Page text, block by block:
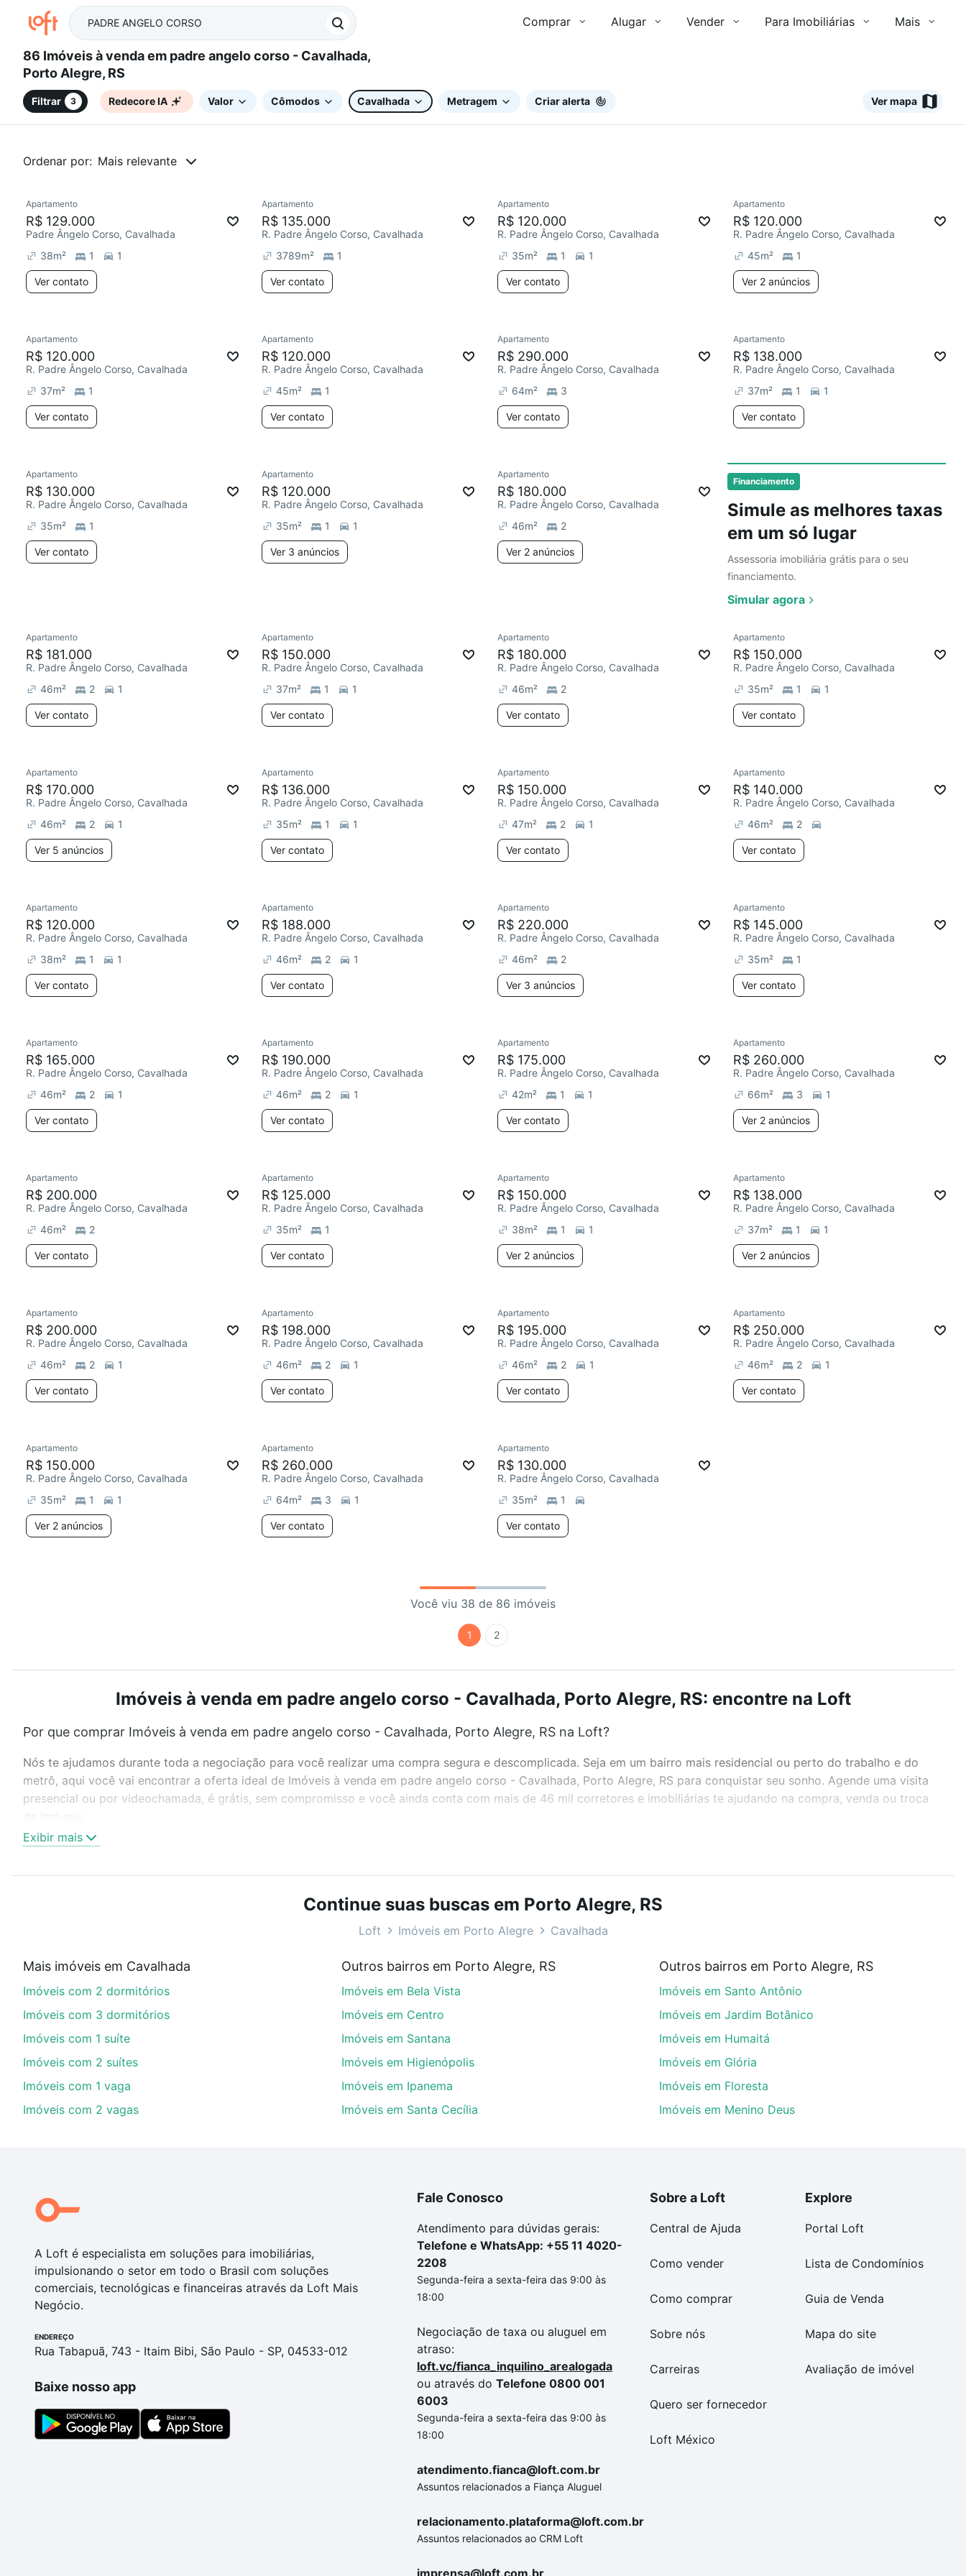
Comprar Alugar Vender Para Imobiliárias Mais
86 Imóveis à venda em padre angelo corso - Cavalhada,
Porto Alegre, RS
Filtrar 3 Redecore IA Valor Cômodos Cavalhada Metragem Criar alerta Ver mapa
Ordenar por: Mais relevante
Financiamento
Simule as melhores taxas
em um só lugar
Assessoria imobiliária grátis para o seu
financiamento.
Simular agora
Chegou este mês
Apartamento
R$ 129.000
Padre Ângelo Corso, Cavalhada
38m² 1 1
Ver contato
Redecorar
Apartamento
R$ 135.000
R. Padre Ângelo Corso, Cavalhada
3789m² 1
Ver contato
Apartamento
R$ 120.000
R. Padre Ângelo Corso, Cavalhada
35m² 1 1
Ver contato
Redecorar
Apartamento
R$ 120.000
R. Padre Ângelo Corso, Cavalhada
45m² 1
Ver 2 anúncios
Apartamento
R$ 120.000
R. Padre Ângelo Corso, Cavalhada
37m² 1
Ver contato
Apartamento
R$ 120.000
R. Padre Ângelo Corso, Cavalhada
45m² 1
Ver contato
Redecorar
Apartamento
R$ 290.000
R. Padre Ângelo Corso, Cavalhada
64m² 3
Ver contato
Apartamento
R$ 138.000
R. Padre Ângelo Corso, Cavalhada
37m² 1 1
Ver contato
Ver
Apartamento
R$ 130.000
R. Padre Ângelo Corso, Cavalhada
35m² 1
Ver contato
Chegou este mês
Apartamento
R$ 120.000
R. Padre Ângelo Corso, Cavalhada
35m² 1 1
Ver 3 anúncios
Chegou este mês
Apartamento
R$ 180.000
R. Padre Ângelo Corso, Cavalhada
46m² 2
Ver 2 anúncios
Redecorar
Apartamento
R$ 181.000
R. Padre Ângelo Corso, Cavalhada
46m² 2 1
Ver contato
Apartamento
R$ 150.000
R. Padre Ângelo Corso, Cavalhada
37m² 1 1
Ver contato
Apartamento
R$ 180.000
R. Padre Ângelo Corso, Cavalhada
46m² 2
Ver contato
Apartamento
R$ 150.000
R. Padre Ângelo Corso, Cavalhada
35m² 1 1
Ver contato
Apartamento
R$ 170.000
R. Padre Ângelo Corso, Cavalhada
46m² 2 1
Ver 5 anúncios
Apartamento
R$ 136.000
R. Padre Ângelo Corso, Cavalhada
35m² 1 1
Ver contato
Apartamento
R$ 150.000
R. Padre Ângelo Corso, Cavalhada
47m² 2 1
Ver contato
Apartamento
R$ 140.000
R. Padre Ângelo Corso, Cavalhada
46m² 2
Ver contato
Apartamento
R$ 120.000
R. Padre Ângelo Corso, Cavalhada
38m² 1 1
Ver contato
Apartamento
R$ 188.000
R. Padre Ângelo Corso, Cavalhada
46m² 2 1
Ver contato
Apartamento
R$ 220.000
R. Padre Ângelo Corso, Cavalhada
46m² 2
Ver 3 anúncios
Apartamento
R$ 145.000
R. Padre Ângelo Corso, Cavalhada
35m² 1
Ver contato
Apartamento
R$ 165.000
R. Padre Ângelo Corso, Cavalhada
46m² 2 1
Ver contato
Apartamento
R$ 190.000
R. Padre Ângelo Corso, Cavalhada
46m² 2 1
Ver contato
Apartamento
R$ 175.000
R. Padre Ângelo Corso, Cavalhada
42m² 1 1
Ver contato
Apartamento
R$ 260.000
R. Padre Ângelo Corso, Cavalhada
66m² 3 1
Ver 2 anúncios
Apartamento
R$ 200.000
R. Padre Ângelo Corso, Cavalhada
46m² 2
Ver contato
Apartamento
R$ 125.000
R. Padre Ângelo Corso, Cavalhada
35m² 1
Ver contato
Apartamento
R$ 150.000
R. Padre Ângelo Corso, Cavalhada
38m² 1 1
Ver 2 anúncios
Apartamento
R$ 138.000
R. Padre Ângelo Corso, Cavalhada
37m² 1 1
Ver 2 anúncios
Apartamento
R$ 200.000
R. Padre Ângelo Corso, Cavalhada
46m² 2 1
Ver contato
Apartamento
R$ 198.000
R. Padre Ângelo Corso, Cavalhada
46m² 2 1
Ver contato
Apartamento
R$ 195.000
R. Padre Ângelo Corso, Cavalhada
46m² 2 1
Ver contato
Apartamento
R$ 250.000
R. Padre Ângelo Corso, Cavalhada
46m² 2 1
Ver contato
Apartamento
R$ 150.000
R. Padre Ângelo Corso, Cavalhada
35m² 1 1
Ver 2 anúncios
Apartamento
R$ 260.000
R. Padre Ângelo Corso, Cavalhada
64m² 3 1
Ver contato
Apartamento
R$ 130.000
R. Padre Ângelo Corso, Cavalhada
35m² 1
Ver contato
Você viu 38 de 86 imóveis
1 2
Imóveis à venda em padre angelo corso - Cavalhada, Porto Alegre, RS: encontre na Loft
Por que comprar Imóveis à venda em padre angelo corso - Cavalhada, Porto Alegre, RS na Loft?
Nós te ajudamos durante toda a negociação para você realizar uma compra segura e descomplicada. Seja em um bairro mais residencial ou perto do trabalho e do
metrô, aqui você vai encontrar a oferta ideal de Imóveis à venda em padre angelo corso - Cavalhada, Porto Alegre, RS para conquistar seu sonho. Agende uma visita
presencial ou por videochamada, é grátis, sem compromisso e você ainda conta com mais de 46 mil corretores e imobiliárias te ajudando na compra, venda ou troca
Como escolher um imóvel?
Use barra de busca no topo para pesquisar por ruas, bairros e até condomínios favoritos. Você também pode usar os filtros como quantidade de quartos, suítes, com
ou sem vaga de garagem para combinar perfeitamente com o preço, metragem e comodidades, como piscina, academia, salão de festas ou área verde e encontrar
Imóveis à venda em padre angelo corso - Cavalhada, Porto Alegre, RS ideal para você na Loft.
Aqui na Loft temos a oferta ideal para você, com Imóveis à venda em padre angelo corso - Cavalhada, Porto Alegre, RS que custam a partir de R$ 0 e com nossas
opções de financiamento imobiliário as parcelas podem se adequar ao seu orçamento. Se ainda tem alguma dúvida dos custos envolvidos no processo de compra,
veja em nosso portal quanto custa comprar um apartamento e conte com a gente para comprar o imóvel dos seus sonhos com segurança e conforto. Loft, com você
Exibir mais
Continue suas buscas em Porto Alegre, RS
Loft Imóveis em Porto Alegre Cavalhada
Mais imóveis em Cavalhada
Imóveis com 2 dormitórios
Imóveis com 3 dormitórios
Imóveis com 1 suíte
Imóveis com 2 suítes
Imóveis com 1 vaga
Imóveis com 2 vagas
Outros bairros em Porto Alegre, RS
Imóveis em Bela Vista
Imóveis em Centro
Imóveis em Santana
Imóveis em Higienópolis
Imóveis em Ipanema
Imóveis em Santa Cecília
Outros bairros em Porto Alegre, RS
Imóveis em Santo Antônio
Imóveis em Jardim Botânico
Imóveis em Humaitá
Imóveis em Glória
Imóveis em Floresta
Imóveis em Menino Deus
A Loft é especialista em soluções para imobiliárias,
impulsionando o setor em todo o Brasil com soluções
comerciais, tecnológicas e financeiras através da Loft Mais
Negócio.
ENDEREÇO
Rua Tabapuã, 743 - Itaim Bibi, São Paulo - SP, 04533-012
Baixe nosso app
Fale Conosco
Atendimento para dúvidas gerais:
Telefone e WhatsApp: +55 11 4020-
2208
Segunda-feira a sexta-feira das 9:00 às
18:00
Negociação de taxa ou aluguel em
atraso:
loft.vc/fianca_inquilino_arealogada
ou através do Telefone 0800 001
6003
Segunda-feira a sexta-feira das 9:00 às
18:00
atendimento.fianca@loft.com.br
Assuntos relacionados a Fiança Aluguel
relacionamento.plataforma@loft.com.br
Assuntos relacionados ao CRM Loft
imprensa@loft.com.br
Sobre a Loft
Central de Ajuda
Como vender
Como comprar
Sobre nós
Carreiras
Quero ser fornecedor
Loft México
Explore
Portal Loft
Lista de Condomínios
Guia de Venda
Mapa do site
Avaliação de imóvel